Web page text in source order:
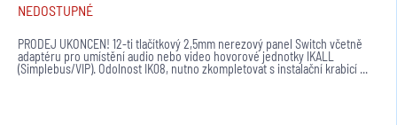
NEDOSTUPNÉ
PRODEJ UKONČEN! 12-ti tlačítkový 2,5mm nerezový panel Switch včetně
adaptéru pro umístění audio nebo video hovorové jednotky IKALL
(Simplebus/VIP). Odolnost IK08, nutno zkompletovat s instalační krabicí ...